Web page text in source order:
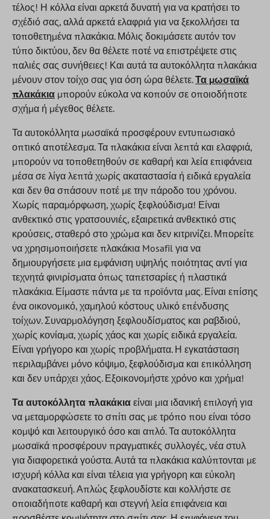
τέλος! Η κόλλα είναι αρκετά δυνατή για να κρατήσει το
σχέδιό σας, αλλά αρκετά ελαφριά για να ξεκολλήσει τα
τοποθετημένα πλακάκια. Μόλις δοκιμάσετε αυτόν τον
τύπο δικτύου, δεν θα θέλετε ποτέ να επιστρέψετε στις
παλιές σας συνήθειες! Και αυτά τα αυτοκόλλητα πλακάκια
μένουν στον τοίχο σας για όση ώρα θέλετε.Τα μωσαϊκά
πλακάκια μπορούν εύκολα να κοπούν σε οποιοδήποτε
σχήμα ή μέγεθος θέλετε.
Τα αυτοκόλλητα μωσαϊκά προσφέρουν εντυπωσιακό
οπτικό αποτέλεσμα. Τα πλακάκια είναι λεπτά και ελαφριά,
μπορούν να τοποθετηθούν σε καθαρή και λεία επιφάνεια
μέσα σε λίγα λεπτά χωρίς ακαταστασία ή ειδικά εργαλεία
και δεν θα σπάσουν ποτέ με την πάροδο του χρόνου.
Χωρίς παραμόρφωση, χωρίς ξεφλούδισμα! Είναι
ανθεκτικό στις γρατσουνιές, εξαιρετικά ανθεκτικό στις
κρούσεις, σταθερό στο χρώμα και δεν κιτρινίζει. Μπορείτε
να χρησιμοποιήσετε πλακάκια Mosafil για να
δημιουργήσετε μια εμφάνιση υψηλής ποιότητας αντί για
τεχνητά φινιρίσματα όπως ταπετσαρίες ή πλαστικά
πλακάκια. Είμαστε πάντα με τα προϊόντα μας. Είναι επίσης
ένα οικονομικό, χαμηλού κόστους υλικό επένδυσης
τοίχων. Συναρμολόγηση ξεφλουδίσματος και ραβδιού,
χωρίς κονίαμα, χωρίς χάος και χωρίς ειδικά εργαλεία.
Είναι γρήγορο και χωρίς προβλήματα. Η εγκατάσταση
περιλαμβάνει μόνο κόψιμο, ξεφλούδισμα και επικόλληση
και δεν υπάρχει χάος. Εξοικονομήστε χρόνο και χρήμα!
Τα αυτοκόλλητα πλακάκια είναι μια ιδανική επιλογή για
να μεταμορφώσετε το σπίτι σας με τρόπο που είναι τόσο
κομψό και λειτουργικό όσο και απλό. Τα αυτοκόλλητα
μωσαϊκά προσφέρουν πραγματικές συλλογές, νέα στυλ
για διαφορετικά γούστα. Αυτά τα πλακάκια καλύπτονται με
ισχυρή κόλλα και είναι τέλεια για γρήγορη και εύκολη
ανακατασκευή. Απλώς ξεφλουδίστε και κολλήστε σε
οποιαδήποτε καθαρή και στεγνή λεία επιφάνεια και